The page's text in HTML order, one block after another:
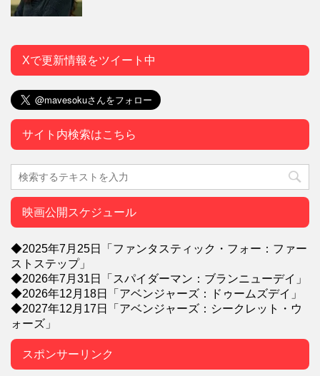
Xで更新情報をツイート中
サイト内検索はこちら
映画公開スケジュール
◆2025年7月25日「ファンタスティック・フォー：ファー
ストステップ」
◆2026年7月31日「スパイダーマン：ブランニューデイ」
◆2026年12月18日「アベンジャーズ：ドゥームズデイ」
◆2027年12月17日「アベンジャーズ：シークレット・ウ
ォーズ」
スポンサーリンク